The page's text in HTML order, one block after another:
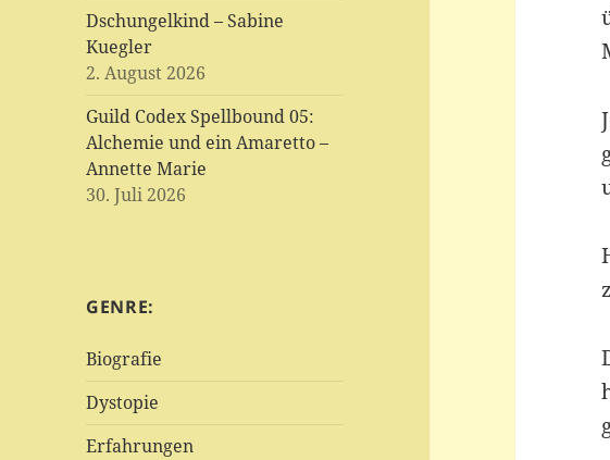
Dschungelkind – Sabine
Kuegler
2. August 2026
Guild Codex Spellbound 05:
Alchemie und ein Amaretto –
Annette Marie
30. Juli 2026
GENRE:
Biografie
Dystopie
Erfahrungen